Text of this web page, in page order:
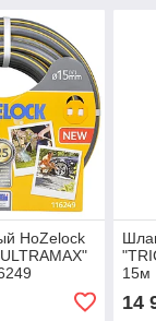
HoZelock
15м
14